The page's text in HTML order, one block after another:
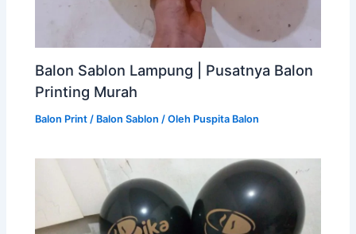
Balon Sablon Lampung | Pusatnya Balon
Printing Murah
Balon Print / Balon Sablon / Oleh Puspita Balon